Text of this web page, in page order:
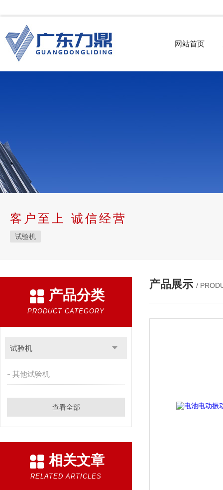
网站首页
客户至上 诚信经营
试验机
产品分类
PRODUCT CATEGORY
试验机
其他试验机
查看全部
相关文章
RELATED ARTICLES
产品展示 /